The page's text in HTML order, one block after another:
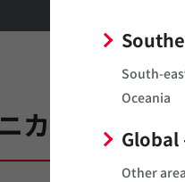
South-
Oceania
Global
Other area
カルガイド